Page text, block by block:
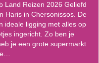
Land Reizen 2026 Geliefd
Haris in Chersonissos. De
ideale ligging met alles op
ingericht. Zo ben je
je een grote supermarkt